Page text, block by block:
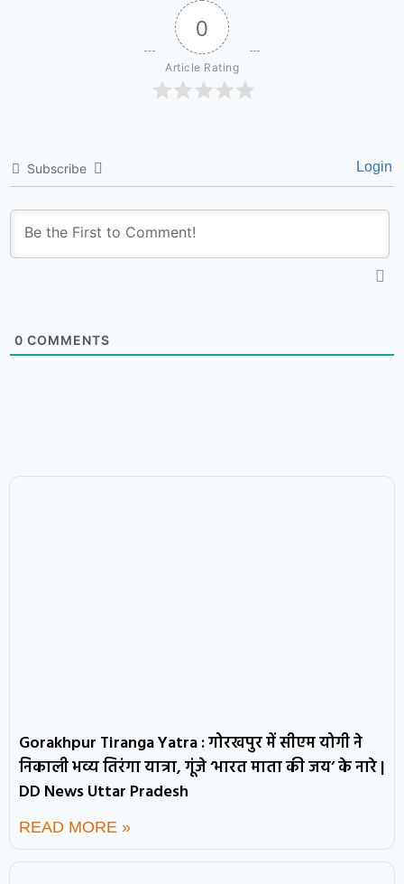
0
Article Rating
Subscribe Login
0 COMMENTS
Gorakhpur Tiranga Yatra : गोरखपुर में सीएम योगी ने
निकाली भव्य तिरंगा यात्रा, गूंजे ‘भारत माता की जय’ के नारे |
DD News Uttar Pradesh
READ MORE »